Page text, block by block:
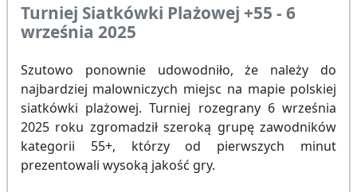
Turniej Siatkówki Plażowej +55 - 6
września 2025
Szutowo ponownie udowodniło, że należy do
najbardziej malowniczych miejsc na mapie polskiej
siatkówki plażowej. Turniej rozegrany 6 września
2025 roku zgromadził szeroką grupę zawodników
kategorii 55+, którzy od pierwszych minut
prezentowali wysoką jakość gry.